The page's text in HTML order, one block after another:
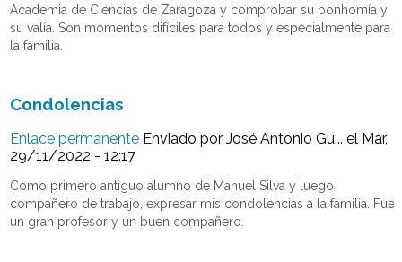
Academia de Ciencias de Zaragoza y comprobar su bonhomía y
su valía. Son momentos difíciles para todos y especialmente para
la familia.
Condolencias
Enlace permanente Enviado porJosé Antonio Gu... el Mar,
29/11/2022 - 12:17
Como primero antiguo alumno de Manuel Silva y luego
compañero de trabajo, expresar mis condolencias a la familia. Fue
un gran profesor y un buen compañero.